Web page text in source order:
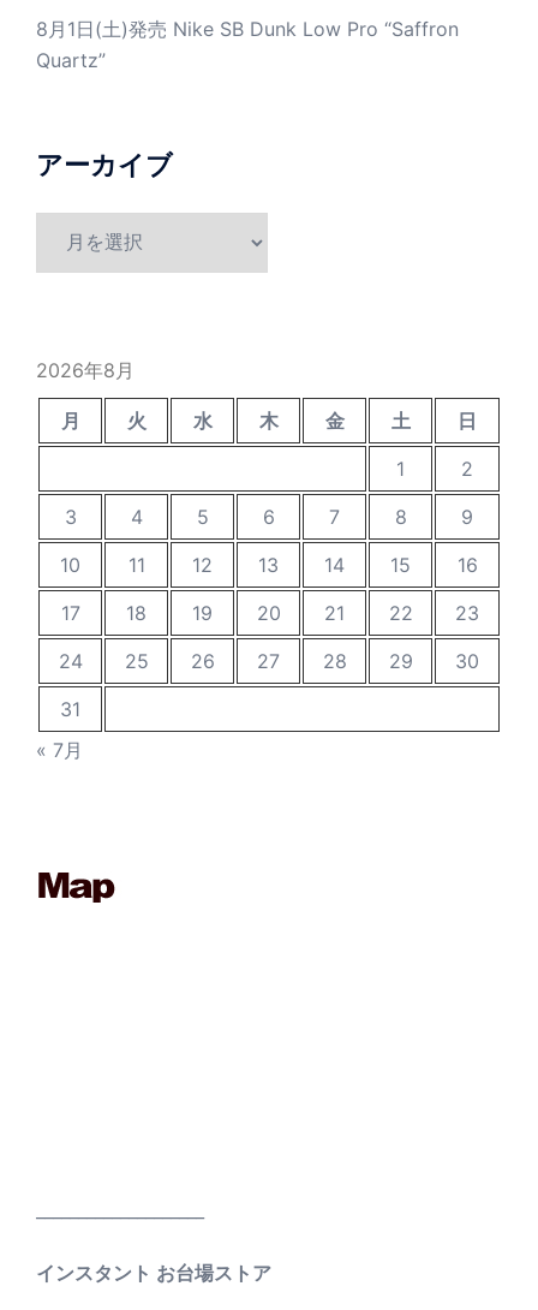
8月1日(土)発売 Nike SB Dunk Low Pro “Saffron
Quartz”
アーカイブ
2026年8月
月 火 水 木 金 土
日
1
2
3
4 5 6 7 8
9
10
11 12 13 14 15
16
17
18 19 20 21 22
23
24
25 26 27 28 29
30
31
« 7月
インスタント お台場ストア